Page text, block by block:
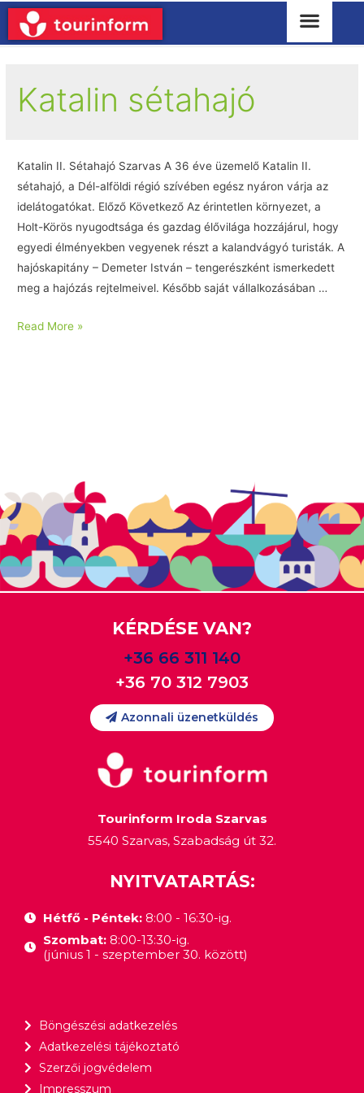
Katalin sétahajó
Katalin II. Sétahajó Szarvas A 36 éve üzemelő Katalin II.
sétahajó, a Dél-alföldi régió szívében egész nyáron várja az
idelátogatókat. Előző Következő Az érintetlen környezet, a
Holt-Körös nyugodtsága és gazdag élővilága hozzájárul, hogy
egyedi élményekben vegyenek részt a kalandvágyó turisták. A
hajóskapitány – Demeter István – tengerészként ismerkedett
meg a hajózás rejtelmeivel. Később saját vállalkozásában …
Read More »
KÉRDÉSE VAN?
+36 66 311 140
+36 70 312 7903
Azonnali üzenetküldés
Tourinform Iroda Szarvas
5540 Szarvas, Szabadság út 32.
NYITVATARTÁS:
Hétfő - Péntek:8:00 - 16:30-ig.
Szombat: 8:00-13:30-ig.
(június 1 - szeptember 30. között)
Böngészési adatkezelés
Adatkezelési tájékoztató
Szerzői jogvédelem
Impresszum